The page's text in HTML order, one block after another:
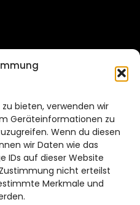
bieten, verwenden wir
Geräteinformationen zu
Wenn du diesen
wir Daten wie das
IDs auf dieser Website
nicht erteilst
Merkmale und
FÜR HILDESHEIM